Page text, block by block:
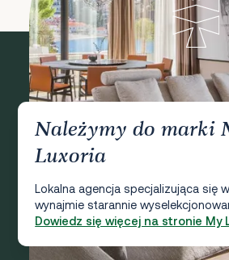
Należymy do marki
Luxoria
Lokalna agencja specjalizująca się w
wynajmie starannie
Dowiedz się więcej na stronie My